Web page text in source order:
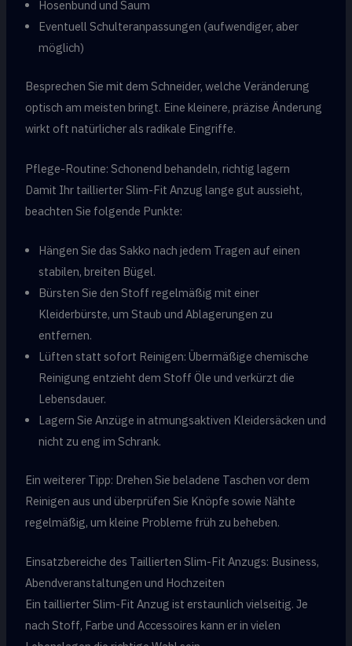
Hosenbund und Saum
Eventuell Schulteranpassungen (aufwendiger, aber
möglich)
Besprechen Sie mit dem Schneider, welche Veränderung
optisch am meisten bringt. Eine kleinere, präzise Änderung
wirkt oft natürlicher als radikale Eingriffe.
Pflege-Routine: Schonend behandeln, richtig lagern
Damit Ihr taillierter Slim-Fit Anzug lange gut aussieht,
beachten Sie folgende Punkte:
Hängen Sie das Sakko nach jedem Tragen auf einen
stabilen, breiten Bügel.
Bürsten Sie den Stoff regelmäßig mit einer
Kleiderbürste, um Staub und Ablagerungen zu
entfernen.
Lüften statt sofort Reinigen: Übermäßige chemische
Reinigung entzieht dem Stoff Öle und verkürzt die
Lebensdauer.
Lagern Sie Anzüge in atmungsaktiven Kleidersäcken und
nicht zu eng im Schrank.
Ein weiterer Tipp: Drehen Sie beladene Taschen vor dem
Reinigen aus und überprüfen Sie Knöpfe sowie Nähte
regelmäßig, um kleine Probleme früh zu beheben.
Einsatzbereiche des Taillierten Slim-Fit Anzugs: Business,
Abendveranstaltungen und Hochzeiten
Ein taillierter Slim-Fit Anzug ist erstaunlich vielseitig. Je
nach Stoff, Farbe und Accessoires kann er in vielen